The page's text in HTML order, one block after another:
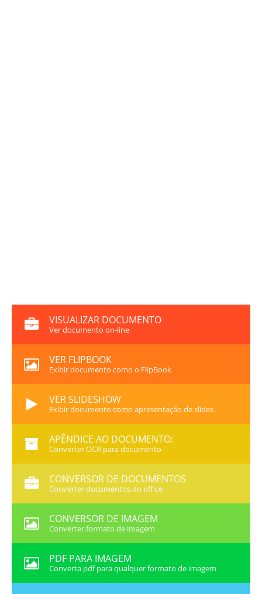
VISUALIZAR DOCUMENTO
Ver documento on-line
VER FLIPBOOK
Exibir documento como o FlipBook
VER SLIDESHOW
Exibir documento como apresentação de slides
APÊNDICE AO DOCUMENTO:
Converter OCR para documento
CONVERSOR DE DOCUMENTOS
Converter documentos do office
CONVERSOR DE IMAGEM
Converter formato de imagem
PDF PARA IMAGEM
Converta pdf para qualquer formato de imagem